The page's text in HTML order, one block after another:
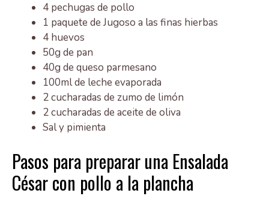
4 pechugas de pollo
1 paquete de Jugoso a las finas hierbas
4 huevos
50g de pan
40g de queso parmesano
100ml de leche evaporada
2 cucharadas de zumo de limón
2 cucharadas de aceite de oliva
Sal y pimienta
Pasos para preparar una Ensalada
César con pollo a la plancha